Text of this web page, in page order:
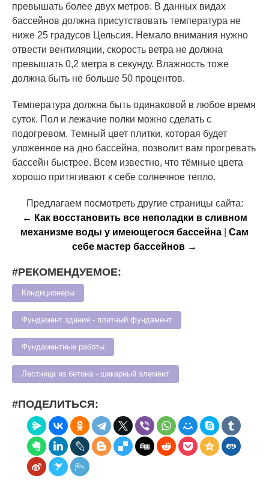
превышать более двух метров. В данных видах
бассейнов должна присутствовать температура не
ниже 25 градусов Цельсия. Немало внимания нужно
отвести вентиляции, скорость ветра не должна
превышать 0,2 метра в секунду. Влажность тоже
должна быть не больше 50 процентов.
Температура должна быть одинаковой в любое время
суток. Пол и лежачие полки можно сделать с
подогревом. Темный цвет плитки, которая будет
уложенное на дно бассейна, позволит вам прогревать
бассейн быстрее. Всем известно, что тёмные цвета
хорошо притягивают к себе солнечное тепло.
Предлагаем посмотреть другие страницы сайта:
← Как восстановить все неполадки в сливном
механизме воды у имеющегося бассейна
Сам
себе мастер бассейнов →
#РЕКОМЕНДУЕМОЕ:
Кондиционеры
Фундамент здания - плитный фундамент
Фундаментные работы
Лестница из бетона - шикарный элемент
#ПОДЕЛИТЬСЯ: